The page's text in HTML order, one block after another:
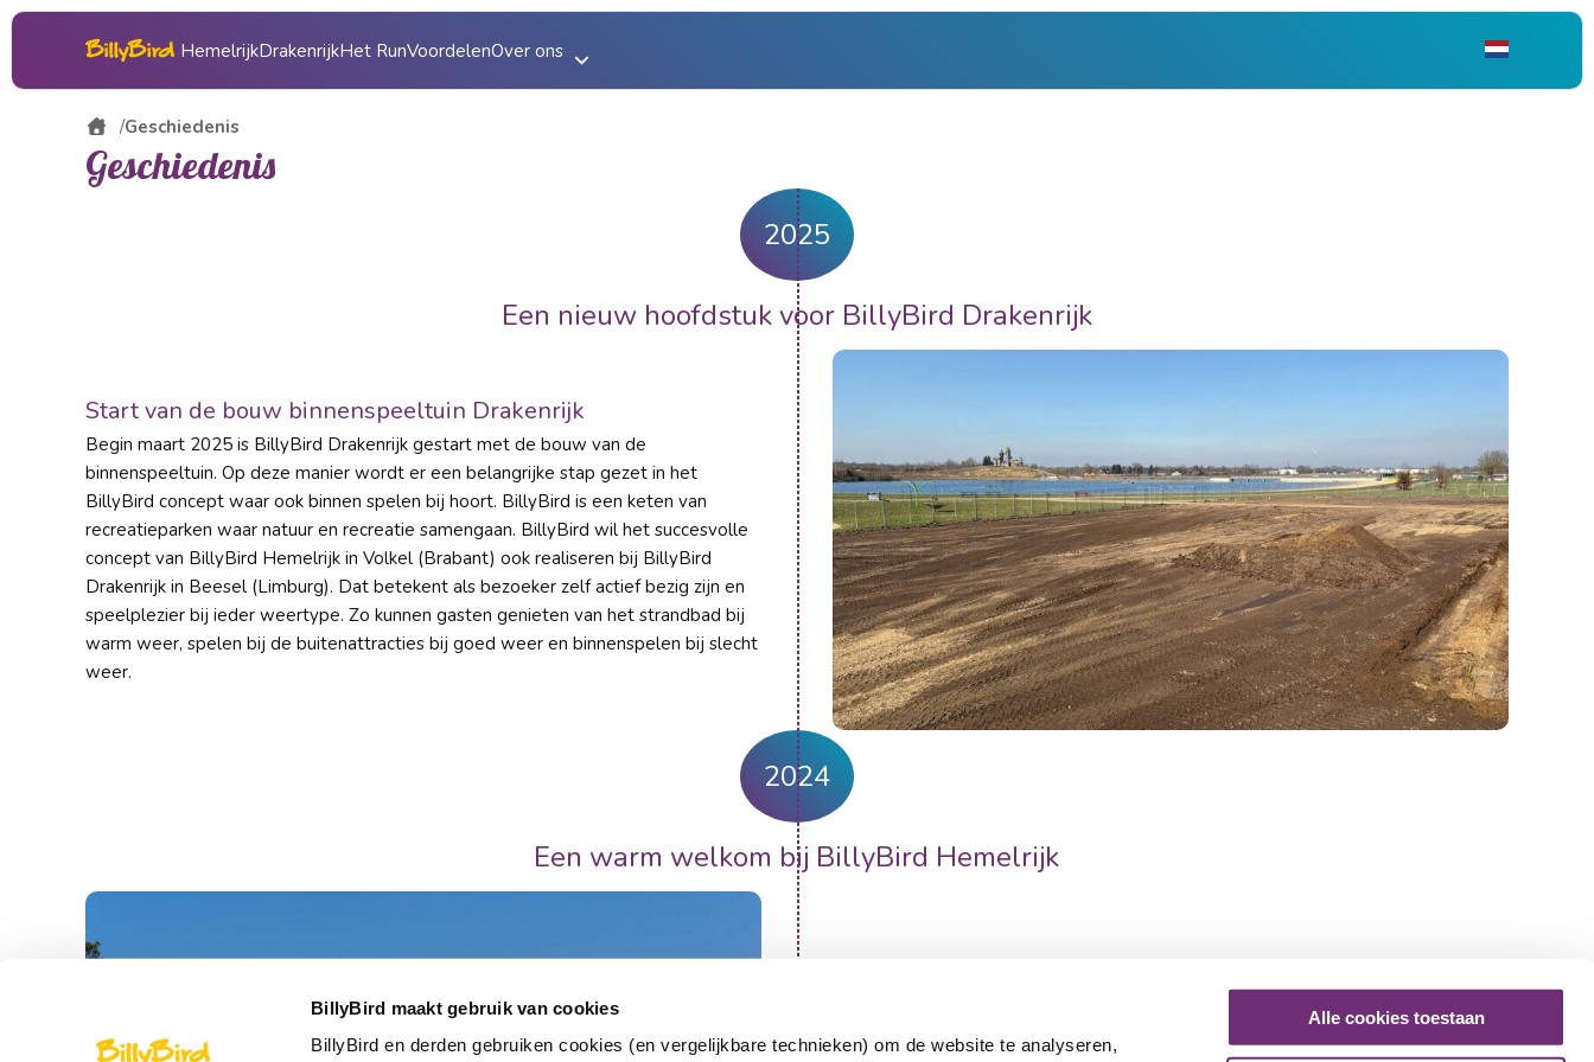
BillyBird maakt gebruik van cookies
BillyBird en derden gebruiken cookies (en vergelijkbare technieken) om de website te analyseren,
Alle cookies toestaan
HemelrijkDrakenrijkHet RunVoordelenOver ons
Exploitatie strandbaden
Geschiedenis
Geschiedenis
2025
Een nieuw hoofdstuk voor BillyBird Drakenrijk
Start van de bouw binnenspeeltuin Drakenrijk
Begin maart 2025 is BillyBird Drakenrijk gestart met de bouw van de
binnenspeeltuin. Op deze manier wordt er een belangrijke stap gezet in het
BillyBird concept waar ook binnen spelen bij hoort. BillyBird is een keten van
recreatieparken waar natuur en recreatie samengaan. BillyBird wil het succesvolle
concept van BillyBird Hemelrijk in Volkel (Brabant) ook realiseren bij BillyBird
Drakenrijk in Beesel (Limburg). Dat betekent als bezoeker zelf actief bezig zijn en
speelplezier bij ieder weertype. Zo kunnen gasten genieten van het strandbad bij
warm weer, spelen bij de buitenattracties bij goed weer en binnenspelen bij slecht
weer.
2024
Een warm welkom bij BillyBird Hemelrijk
BillyBird Hemelrijk heeft sinds juni 2024 een nieuwe entree. Vanaf eind september
2023 is aan het nieuwe gebouw gewerkt. Bezoekers hebben al die tijd tussen de